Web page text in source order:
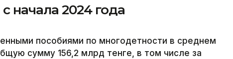
начала 2024 года
пособиями по многодетности в среднем
сумму 156,2 млрд тенге, в том числе за